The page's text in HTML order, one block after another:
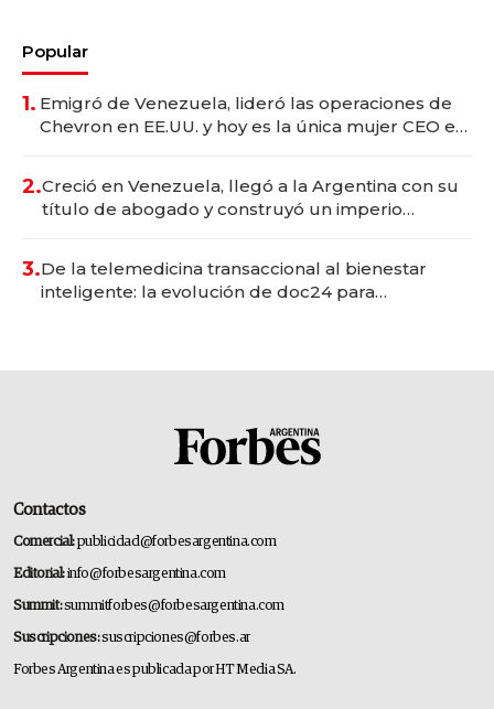
Popular
1. Emigró de Venezuela, lideró las operaciones de
Chevron en EE.UU. y hoy es la única mujer CEO en
2.Creció en Venezuela, llegó a la Argentina con su
título de abogado y construyó un imperio
3.De la telemedicina transaccional al bienestar
inteligente: la evolución de doc24 para
Contactos
Comercial:publicidad@forbesargentina.com
Editorial:info@forbesargentina.com
Summit:summitforbes@forbesargentina.com
Suscripciones:suscripciones@forbes.ar
Forbes Argentina es publicada por HT Media SA.